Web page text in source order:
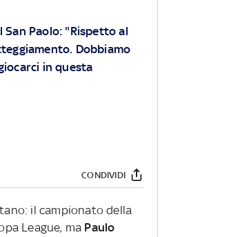
Paolo: "Rispetto al
Dobbiamo
in questa
CONDIVIDI
il campionato della
League, ma Paulo